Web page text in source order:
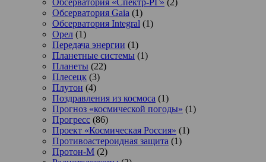
Обсерватория «Спектр-РГ» (2)
Обсерватория Gaia (1)
Обсерватория Integral (1)
Орел (1)
Передача энергии (1)
Планетные системы (1)
Планеты (22)
Плесецк (3)
Плутон (4)
Поздравления из космоса (1)
Прогноз «космической погоды» (1)
Прогресс (86)
Проект «Космическая Россия» (1)
Противоастероидная защита (1)
Протон-М (2)